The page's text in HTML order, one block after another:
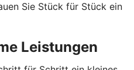
Sie Stück für Stück ein
Leistungen